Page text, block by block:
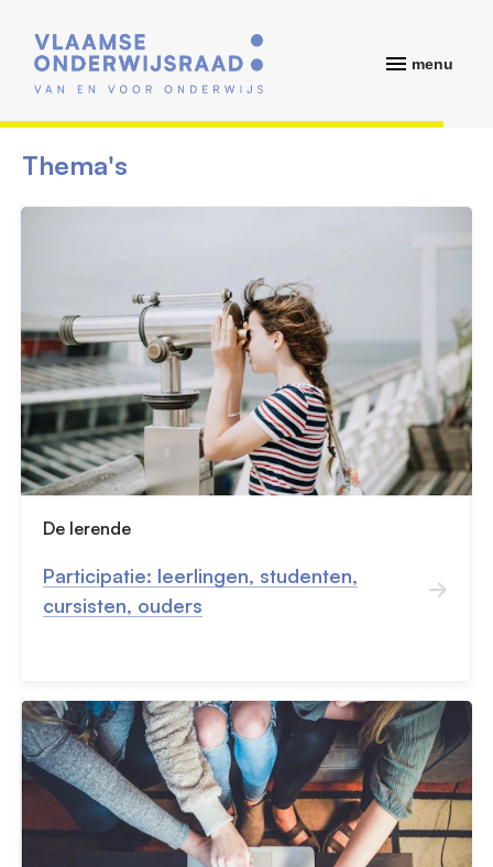
menu
Thema's
De lerende
Participatie: leerlingen, studenten,
cursisten, ouders